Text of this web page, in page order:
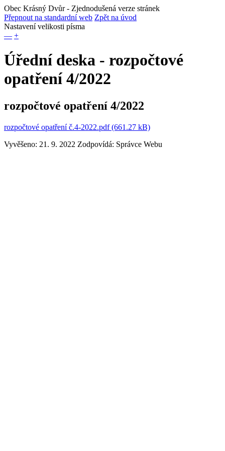
Obec Krásný Dvůr- Zjednodušená verze stránek
Přepnout na standardní web Zpět na úvod
Nastavení velikosti písma
— +
Úřední deska - rozpočtové
opatření 4/2022
rozpočtové opatření 4/2022
rozpočtové opatření č.4-2022.pdf (661.27 kB)
Vyvěšeno: 21. 9. 2022 Zodpovídá: Správce Webu